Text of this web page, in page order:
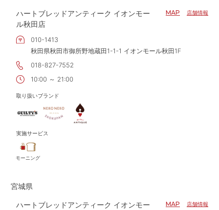
ハートブレッドアンティーク イオンモー
ル秋田店
MAP 店舗情報
010-1413
秋田県秋田市御所野地蔵田1-1-1 イオンモール秋田1F
018-827-7552
10:00 ～ 21:00
取り扱いブランド
実施サービス
モーニング
宮城県
ハートブレッドアンティーク イオンモー
MAP 店舗情報